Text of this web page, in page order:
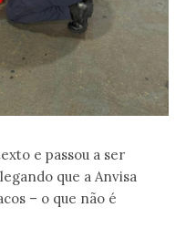
e passou a ser
que a Anvisa
– o que não é